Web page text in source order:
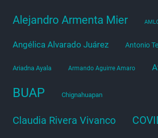
Alejandro Armenta Mier
Angélica Alvarado Juárez Antonio
Ariadna Ayala Armando Aguirre Amaro
BUAP Chignahuapan
Claudia Rivera Vivanco